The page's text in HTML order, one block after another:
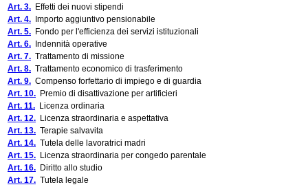
Art. 3. Effetti dei nuovi stipendi
Art. 4. Importo aggiuntivo pensionabile
Art. 5. Fondo per l'efficienza dei servizi istituzionali
Art. 6. Indennità operative
Art. 7. Trattamento di missione
Art. 8. Trattamento economico di trasferimento
Art. 9. Compenso forfettario di impiego e di guardia
Art. 10. Premio di disattivazione per artificieri
Art. 11. Licenza ordinaria
Art. 12. Licenza straordinaria e aspettativa
Art. 13. Terapie salvavita
Art. 14. Tutela delle lavoratrici madri
Art. 15. Licenza straordinaria per congedo parentale
Art. 16. Diritto allo studio
Art. 17. Tutela legale